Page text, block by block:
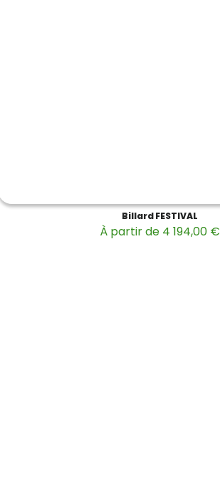
Billard FESTIVAL
À partir de 4 194,00 €